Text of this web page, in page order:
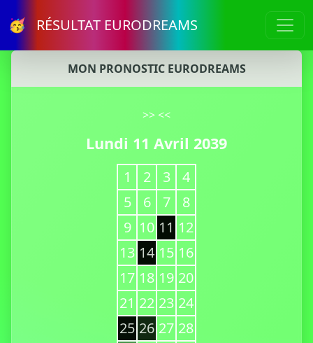
🥳 RÉSULTAT EURODREAMS
MON PRONOSTIC EURODREAMS
>> <<
Lundi 11 Avril 2039
1 2 3
4
5
6 7
8
9 10 11 12
13 14 15 16
17 18 19 20
21 22 23 24
25 26 27 28